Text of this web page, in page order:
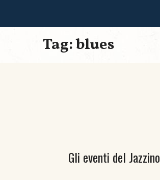
Tag: blues
Gli eventi del Jazzino